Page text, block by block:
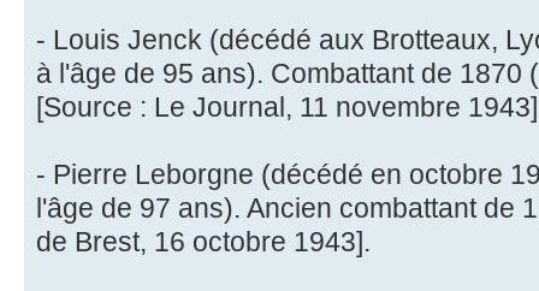
- Louis Jenck (décédé aux Brotteaux,
à l'âge de 95 ans). Combattant de 1870
[Source : Le Journal, 11 novembre
- Pierre Leborgne (décédé en octobre
l'âge de 97 ans). Ancien combattant de
de Brest, 16 octobre 1943].